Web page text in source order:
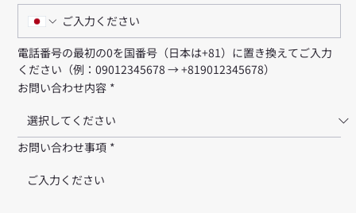
電話番号の最初の0を国番号（日本は+81）に置き換えてご入力
ください（例：09012345678 → +819012345678）
お問い合わせ内容 *
お問い合わせ事項 *